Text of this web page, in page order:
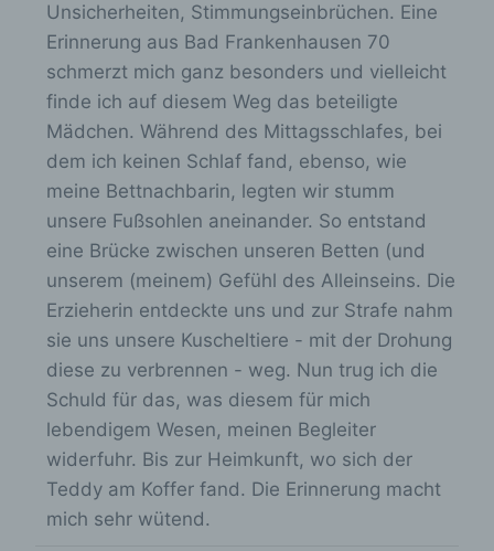
Unsicherheiten, Stimmungseinbrüchen. Eine
Erinnerung aus Bad Frankenhausen 70
schmerzt mich ganz besonders und vielleicht
finde ich auf diesem Weg das beteiligte
Mädchen. Während des Mittagsschlafes, bei
dem ich keinen Schlaf fand, ebenso, wie
meine Bettnachbarin, legten wir stumm
unsere Fußsohlen aneinander. So entstand
eine Brücke zwischen unseren Betten (und
unserem (meinem) Gefühl des Alleinseins. Die
Erzieherin entdeckte uns und zur Strafe nahm
sie uns unsere Kuscheltiere - mit der Drohung
diese zu verbrennen - weg. Nun trug ich die
Schuld für das, was diesem für mich
lebendigem Wesen, meinen Begleiter
widerfuhr. Bis zur Heimkunft, wo sich der
Teddy am Koffer fand. Die Erinnerung macht
mich sehr wütend.
Profiling ist jede Art der automatisierten
Verarbeitung personenbezogener Daten, die
darin besteht, dass diese
personenbezogenen Daten verwendet
werden, um bestimmte persönliche Aspekte,
die sich auf eine natürliche Person beziehen,
zu bewerten, insbesondere, um Aspekte
bezüglich Arbeitsleistung, wirtschaftlicher
Lage, Gesundheit, persönlicher Vorlieben,
Interessen, Zuverlässigkeit, Verhalten,
Aufenthaltsort oder Ortswechsel dieser
natürlichen Person zu analysieren oder
vorherzusagen.
f) Pseudonymisierung
Pseudonymisierung ist die Verarbeitung
personenbezogener Daten in einer Weise,
auf welche die personenbezogenen Daten
ohne Hinzuziehung zusätzlicher
Informationen nicht mehr einer spezifischen